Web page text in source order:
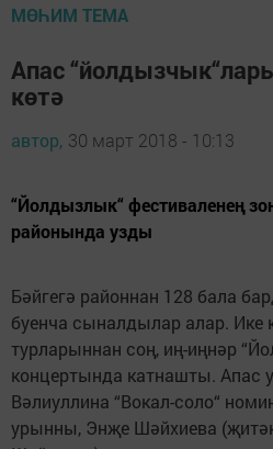
МӨҺИМ ТЕМА
Апас
көтә
автор, 30 март 2018 - 10:13
“Йолдызлык“ фестиваленең
районында узды
Бәйгегә районнан 128 бала
буенча сыналдылар алар. Ике
турларыннан соң, иң-иңнәр
концертында катнашты. Апас
Вәлиуллина “Вокал-соло“
урынны, Энҗе Шәйхиева